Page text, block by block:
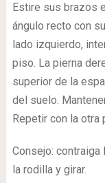
Estire sus brazos
ángulo recto con
lado izquierdo,
piso. La pierna
superior de la
del suelo.
Repetir con la otra
Consejo:
la rodilla y girar.